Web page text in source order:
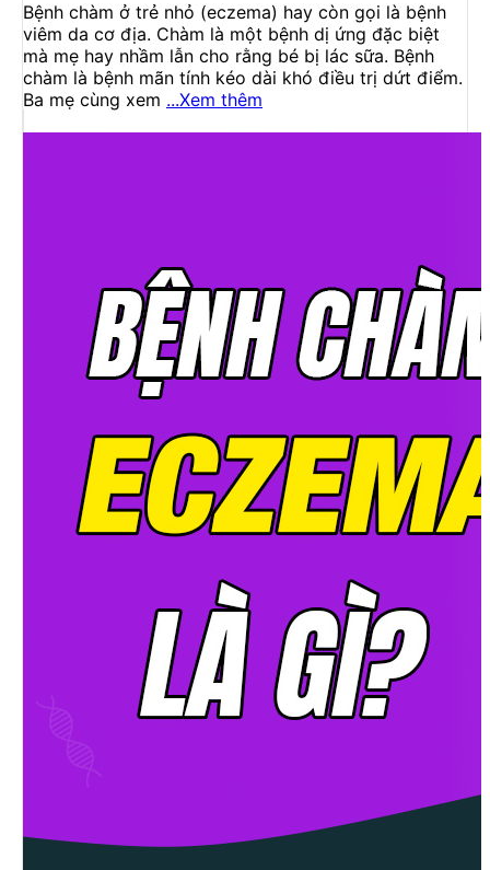
Bệnh chàm ở trẻ nhỏ (eczema) hay còn gọi là bệnh
viêm da cơ địa. Chàm là một bệnh dị ứng đặc biệt
mà mẹ hay nhầm lẫn cho rằng bé bị lác sữa. Bệnh
chàm là bệnh mãn tính kéo dài khó điều trị dứt điểm.
Ba mẹ cùng xem ...Xem thêm